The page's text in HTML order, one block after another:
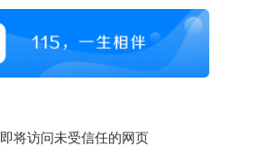
即将访问未受信任的网页